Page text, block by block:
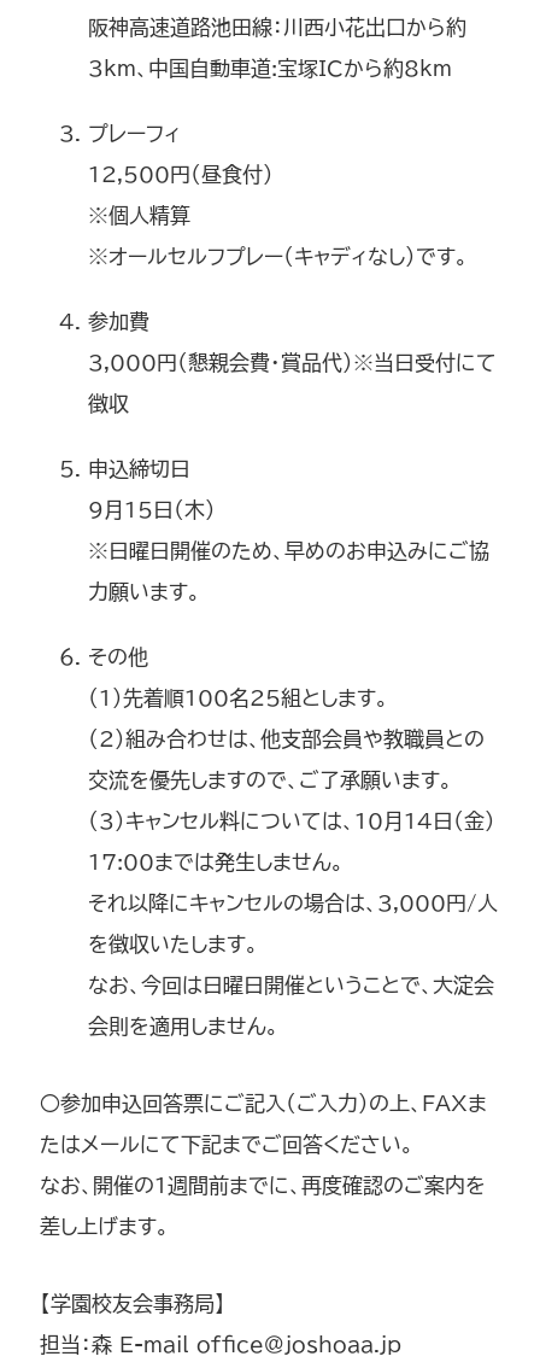
阪神高速道路池田線：川西小花出口から約
3km、中国自動車道:宝塚ICから約8km
プレーフィ
12,500円（昼食付）
※個人精算
※オールセルフプレー（キャディなし）です。
参加費
3,000円（懇親会費・賞品代）※当日受付にて
徴収
申込締切日
9月15日（木）
※日曜日開催のため、早めのお申込みにご協
力願います。
その他
（1）先着順100名25組とします。
（2）組み合わせは、他支部会員や教職員との
交流を優先しますので、ご了承願います。
（3）キャンセル料については、10月14日（金）
17:00までは発生しません。
それ以降にキャンセルの場合は、3,000円/人
を徴収いたします。
なお、今回は日曜日開催ということで、大淀会
会則を適用しません。
○参加申込回答票にご記入（ご入力）の上、FAXま
たはメールにて下記までご回答ください。
なお、開催の1週間前までに、再度確認のご案内を
差し上げます。
【学園校友会事務局】
担当：森 E-mail office@joshoaa.jp